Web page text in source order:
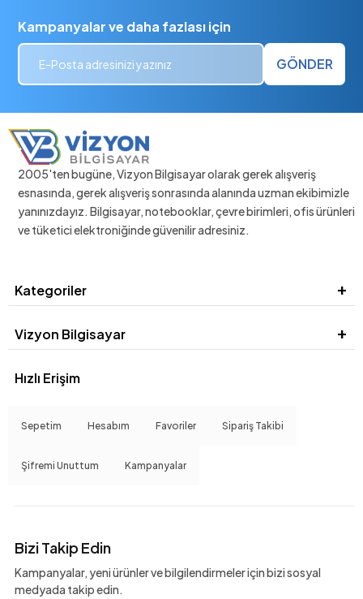
Kampanyalar ve daha fazlası için
GÖNDER
2005'ten bugüne, Vizyon Bilgisayar olarak gerek alışveriş
esnasında, gerek alışveriş sonrasında alanında uzman ekibimizle
yanınızdayız. Bilgisayar, notebooklar, çevre birimleri, ofis ürünleri
ve tüketici elektroniğinde güvenilir adresiniz.
Kategoriler
Vizyon Bilgisayar
Hızlı Erişim
Sepetim Hesabım Favoriler Sipariş Takibi
Şifremi Unuttum Kampanyalar
Bizi Takip Edin
Kampanyalar, yeni ürünler ve bilgilendirmeler için bizi sosyal
medyada takip edin.